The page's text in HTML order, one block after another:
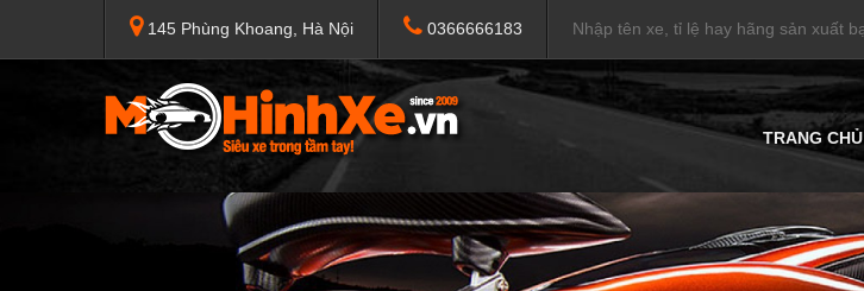
145 Phùng Khoang, Hà Nội 0366666183
TRANG CHỦ